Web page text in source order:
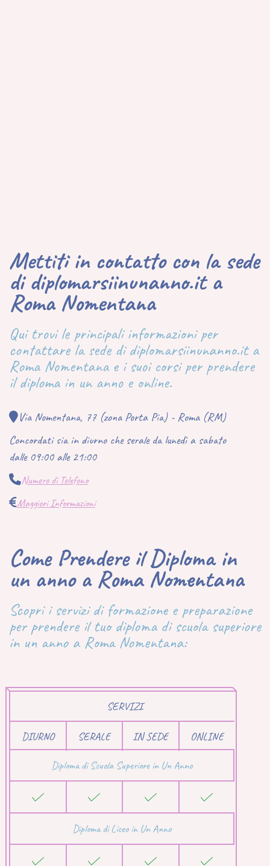
Mettiti in contatto con la sede
di diplomarsiinunanno.it a
Roma Nomentana
Qui trovi le principali informazioni per
contattare la sede di diplomarsiinunanno.it a
Roma Nomentana e i suoi corsi per prendere
il diploma in un anno e online.
Via Nomentana, 77 (zona Porta Pia) - Roma (RM)
Concordati sia in diurno che serale da lunedì a sabato
dalle 09:00 alle 21:00
Numero di Telefono
Maggiori Informazioni
Come Prendere il Diploma in
un anno a Roma Nomentana
Scopri i servizi di formazione e preparazione
per prendere il tuo diploma di scuola superiore
in un anno a Roma Nomentana:
SERVIZI
DIURNO SERALE IN SEDE ONLINE
Diploma di Scuola Superiore in Un Anno
Diploma di Liceo in Un Anno